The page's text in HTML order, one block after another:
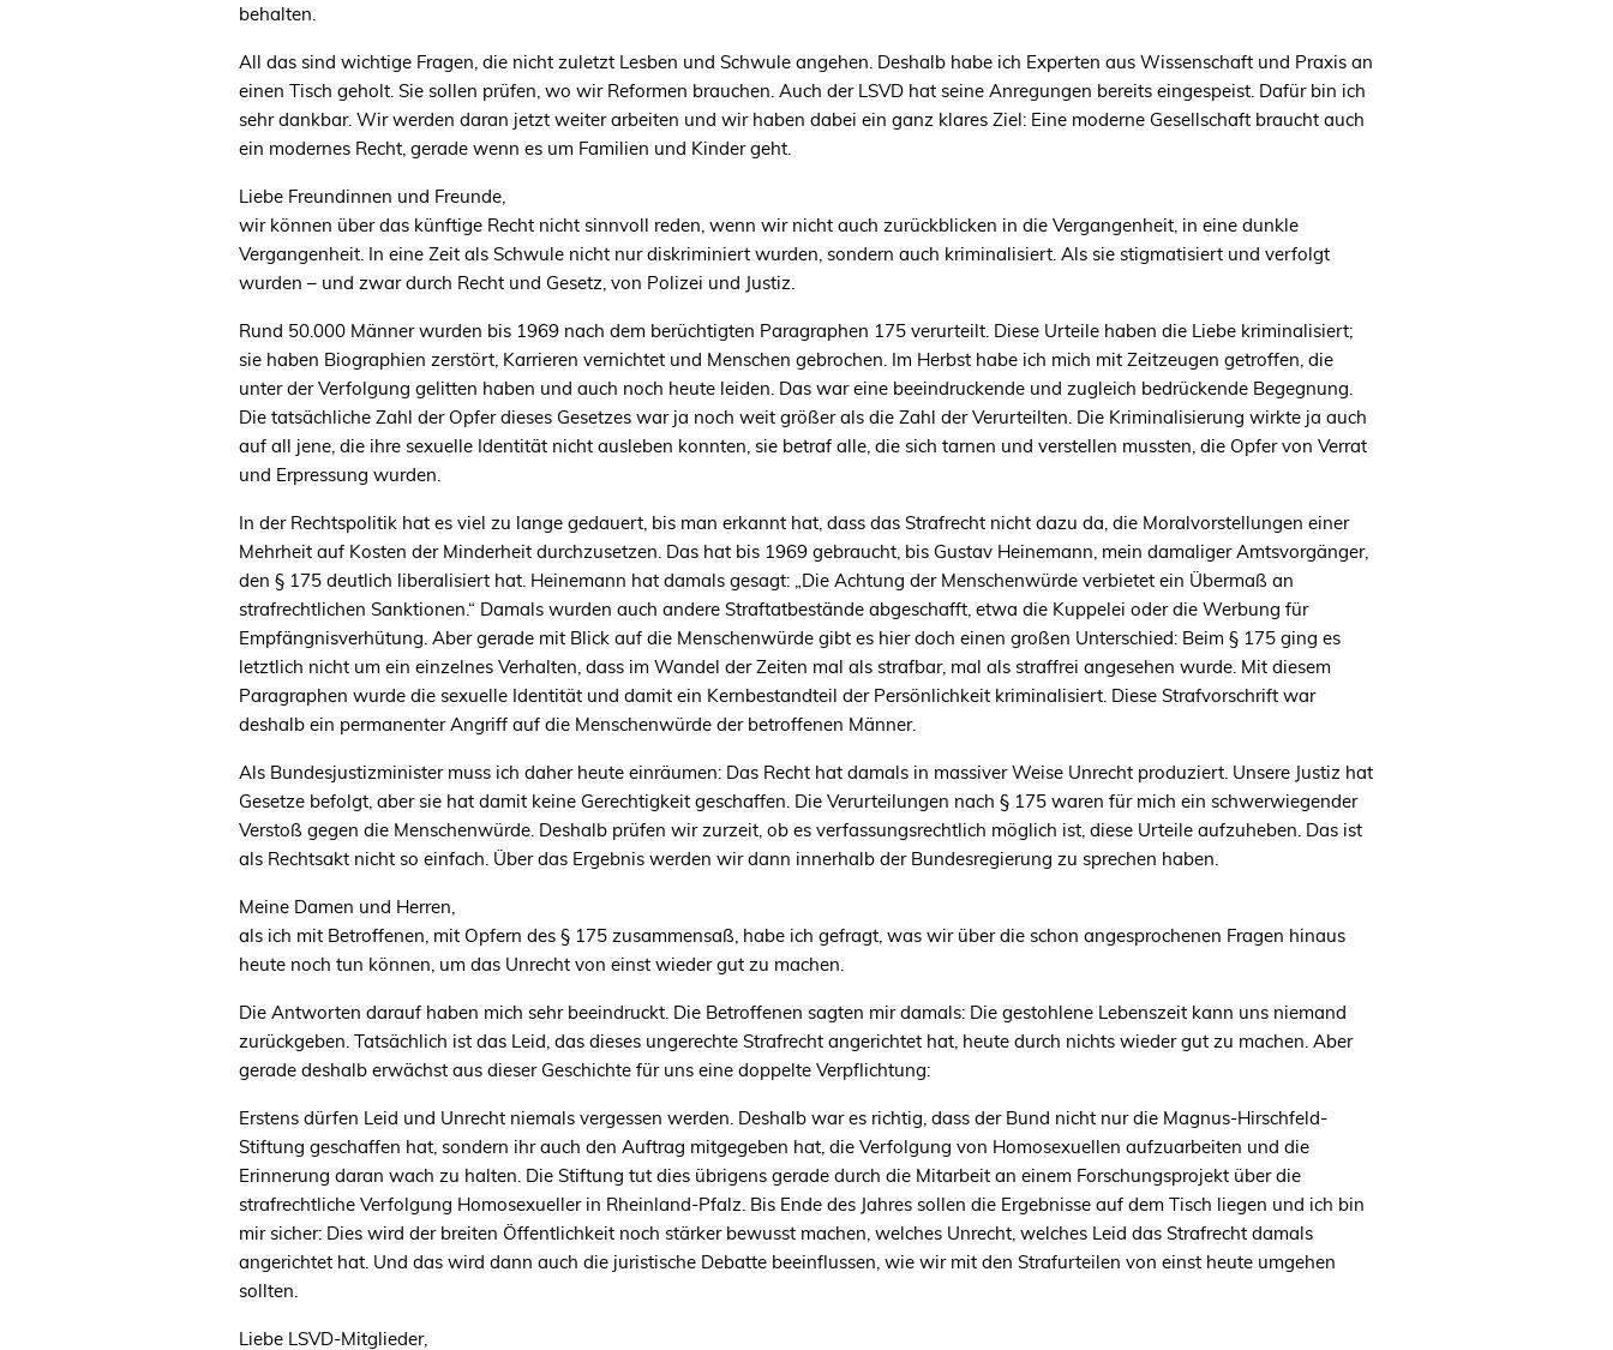
behalten.
All das sind wichtige Fragen, die nicht zuletzt Lesben und Schwule angehen. Deshalb habe ich Experten aus Wissenschaft und Praxis an
einen Tisch geholt. Sie sollen prüfen, wo wir Reformen brauchen. Auch der LSVD hat seine Anregungen bereits eingespeist. Dafür bin ich
sehr dankbar. Wir werden daran jetzt weiter arbeiten und wir haben dabei ein ganz klares Ziel: Eine moderne Gesellschaft braucht auch
ein modernes Recht, gerade wenn es um Familien und Kinder geht.
Liebe Freundinnen und Freunde,
wir können über das künftige Recht nicht sinnvoll reden, wenn wir nicht auch zurückblicken in die Vergangenheit, in eine dunkle
Vergangenheit. In eine Zeit als Schwule nicht nur diskriminiert wurden, sondern auch kriminalisiert. Als sie stigmatisiert und verfolgt
wurden – und zwar durch Recht und Gesetz, von Polizei und Justiz.
Rund 50.000 Männer wurden bis 1969 nach dem berüchtigten Paragraphen 175 verurteilt. Diese Urteile haben die Liebe kriminalisiert;
sie haben Biographien zerstört, Karrieren vernichtet und Menschen gebrochen. Im Herbst habe ich mich mit Zeitzeugen getroffen, die
unter der Verfolgung gelitten haben und auch noch heute leiden. Das war eine beeindruckende und zugleich bedrückende Begegnung.
Die tatsächliche Zahl der Opfer dieses Gesetzes war ja noch weit größer als die Zahl der Verurteilten. Die Kriminalisierung wirkte ja auch
auf all jene, die ihre sexuelle Identität nicht ausleben konnten, sie betraf alle, die sich tarnen und verstellen mussten, die Opfer von Verrat
und Erpressung wurden.
In der Rechtspolitik hat es viel zu lange gedauert, bis man erkannt hat, dass das Strafrecht nicht dazu da, die Moralvorstellungen einer
Mehrheit auf Kosten der Minderheit durchzusetzen. Das hat bis 1969 gebraucht, bis Gustav Heinemann, mein damaliger Amtsvorgänger,
den § 175 deutlich liberalisiert hat. Heinemann hat damals gesagt: „Die Achtung der Menschenwürde verbietet ein Übermaß an
strafrechtlichen Sanktionen.“ Damals wurden auch andere Straftatbestände abgeschafft, etwa die Kuppelei oder die Werbung für
Empfängnisverhütung. Aber gerade mit Blick auf die Menschenwürde gibt es hier doch einen großen Unterschied: Beim § 175 ging es
letztlich nicht um ein einzelnes Verhalten, dass im Wandel der Zeiten mal als strafbar, mal als straffrei angesehen wurde. Mit diesem
Paragraphen wurde die sexuelle Identität und damit ein Kernbestandteil der Persönlichkeit kriminalisiert. Diese Strafvorschrift war
deshalb ein permanenter Angriff auf die Menschenwürde der betroffenen Männer.
Als Bundesjustizminister muss ich daher heute einräumen: Das Recht hat damals in massiver Weise Unrecht produziert. Unsere Justiz hat
Gesetze befolgt, aber sie hat damit keine Gerechtigkeit geschaffen. Die Verurteilungen nach § 175 waren für mich ein schwerwiegender
Verstoß gegen die Menschenwürde. Deshalb prüfen wir zurzeit, ob es verfassungsrechtlich möglich ist, diese Urteile aufzuheben. Das ist
als Rechtsakt nicht so einfach. Über das Ergebnis werden wir dann innerhalb der Bundesregierung zu sprechen haben.
Meine Damen und Herren,
als ich mit Betroffenen, mit Opfern des § 175 zusammensaß, habe ich gefragt, was wir über die schon angesprochenen Fragen hinaus
heute noch tun können, um das Unrecht von einst wieder gut zu machen.
Die Antworten darauf haben mich sehr beeindruckt. Die Betroffenen sagten mir damals: Die gestohlene Lebenszeit kann uns niemand
zurückgeben. Tatsächlich ist das Leid, das dieses ungerechte Strafrecht angerichtet hat, heute durch nichts wieder gut zu machen. Aber
gerade deshalb erwächst aus dieser Geschichte für uns eine doppelte Verpflichtung:
Erstens dürfen Leid und Unrecht niemals vergessen werden. Deshalb war es richtig, dass der Bund nicht nur die Magnus-Hirschfeld-
Stiftung geschaffen hat, sondern ihr auch den Auftrag mitgegeben hat, die Verfolgung von Homosexuellen aufzuarbeiten und die
Erinnerung daran wach zu halten. Die Stiftung tut dies übrigens gerade durch die Mitarbeit an einem Forschungsprojekt über die
strafrechtliche Verfolgung Homosexueller in Rheinland-Pfalz. Bis Ende des Jahres sollen die Ergebnisse auf dem Tisch liegen und ich bin
mir sicher: Dies wird der breiten Öffentlichkeit noch stärker bewusst machen, welches Unrecht, welches Leid das Strafrecht damals
angerichtet hat. Und das wird dann auch die juristische Debatte beeinflussen, wie wir mit den Strafurteilen von einst heute umgehen
sollten.
Liebe LSVD-Mitglieder,